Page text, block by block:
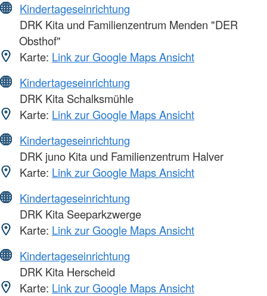
Kindertageseinrichtung
DRK Kita und Familienzentrum Menden "DER
Obsthof"
Karte: Link zur Google Maps Ansicht
Kindertageseinrichtung
DRK Kita Schalksmühle
Karte: Link zur Google Maps Ansicht
Kindertageseinrichtung
DRK juno Kita und Familienzentrum Halver
Karte: Link zur Google Maps Ansicht
Kindertageseinrichtung
DRK Kita Seeparkzwerge
Karte: Link zur Google Maps Ansicht
Kindertageseinrichtung
DRK Kita Herscheid
Karte: Link zur Google Maps Ansicht